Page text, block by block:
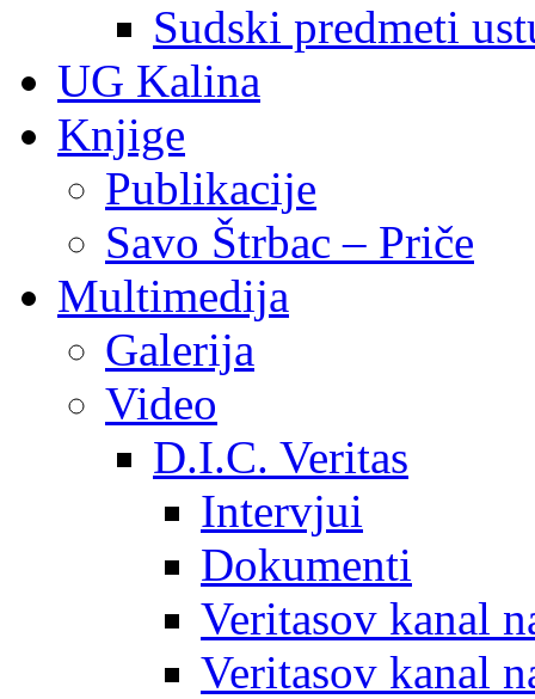
Sudski predmeti
UG Kalina
Knjige
Publikacije
Savo Štrbac – Priče
Multimedija
Galerija
Video
D.I.C. Veritas
Intervjui
Dokumenti
Veritasov kanal
Veritasov kanal